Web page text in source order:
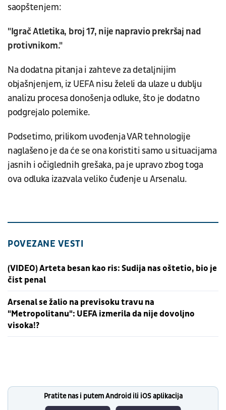
saopštenjem:
"Igrač Atletika, broj 17, nije napravio prekršaj nad
protivnikom."
Na dodatna pitanja i zahteve za detaljnijim
objašnjenjem, iz UEFA nisu želeli da ulaze u dublju
analizu procesa donošenja odluke, što je dodatno
podgrejalo polemike.
Podsetimo, prilikom uvođenja VAR tehnologije
naglašeno je da će se ona koristiti samo u situacijama
jasnih i očiglednih grešaka, pa je upravo zbog toga
ova odluka izazvala veliko čuđenje u Arsenalu.
POVEZANE VESTI
(VIDEO) Arteta besan kao ris: Sudija nas oštetio, bio je
čist penal
Arsenal se žalio na previsoku travu na
"Metropolitanu": UEFA izmerila da nije dovoljno
visoka!?
Pratite nas i putem Android ili iOS aplikacija